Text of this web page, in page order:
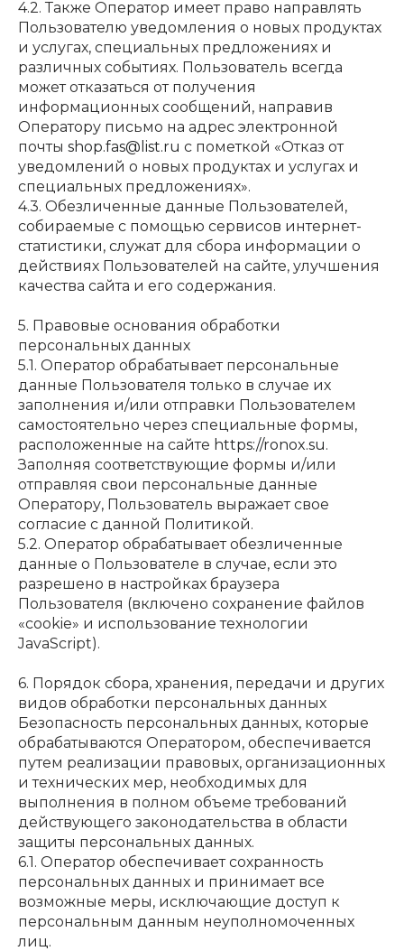
4.2. Также Оператор имеет право направлять
Пользователю уведомления о новых продуктах
и услугах, специальных предложениях и
различных событиях. Пользователь всегда
может отказаться от получения
информационных сообщений, направив
Оператору письмо на адрес электронной
почты shop.fas@list.ru с пометкой «Отказ от
уведомлений о новых продуктах и услугах и
специальных предложениях».
4.3. Обезличенные данные Пользователей,
собираемые с помощью сервисов интернет-
статистики, служат для сбора информации о
действиях Пользователей на сайте, улучшения
качества сайта и его содержания.
5. Правовые основания обработки
персональных данных
5.1. Оператор обрабатывает персональные
данные Пользователя только в случае их
заполнения и/или отправки Пользователем
самостоятельно через специальные формы,
расположенные на сайте https://ronox.su.
Заполняя соответствующие формы и/или
отправляя свои персональные данные
Оператору, Пользователь выражает свое
согласие с данной Политикой.
5.2. Оператор обрабатывает обезличенные
данные о Пользователе в случае, если это
разрешено в настройках браузера
Пользователя (включено сохранение файлов
«cookie» и использование технологии
JavaScript).
6. Порядок сбора, хранения, передачи и других
видов обработки персональных данных
Безопасность персональных данных, которые
обрабатываются Оператором, обеспечивается
путем реализации правовых, организационных
и технических мер, необходимых для
выполнения в полном объеме требований
действующего законодательства в области
защиты персональных данных.
6.1. Оператор обеспечивает сохранность
персональных данных и принимает все
возможные меры, исключающие доступ к
персональным данным неуполномоченных
лиц.